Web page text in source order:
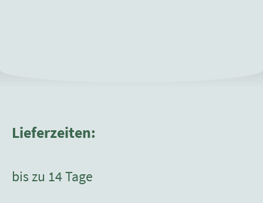
Lieferzeiten:
bis zu 14 Tage